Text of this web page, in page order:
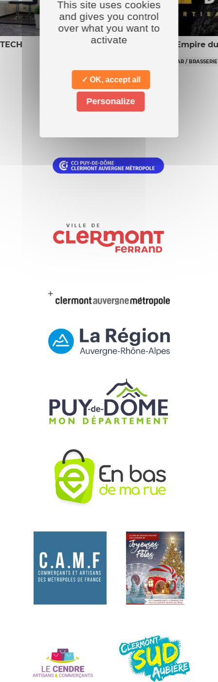
L’Empire
BAR / BRASSERIE
Nos partenaires
This site uses cookies
and gives you control
over what you want to
activate
✓ OK, accept all
Personalize